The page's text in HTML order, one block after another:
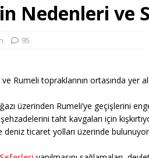
Nedenleri ve
95
Rumeli topraklarının ortasında yer
üzerinden Rumeli’ye geçişlerini
taht kavgaları için
deniz ticaret yolları üzerinde